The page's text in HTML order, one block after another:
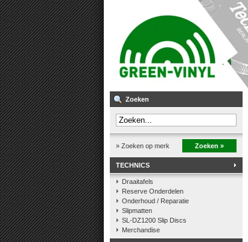
Zoeken
» Zoeken op merk Zoeken »
TECHNICS
Draaitafels
Reserve Onderdelen
Onderhoud / Reparatie
Slipmatten
SL-DZ1200 Slip Discs
Merchandise